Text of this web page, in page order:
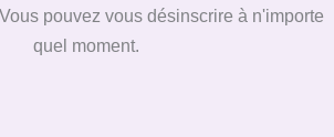
pouvez vous désinscrire à n'importe
quel moment.